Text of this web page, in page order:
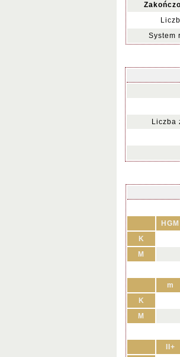
System
Liczba
HGM
K
M
m
K
M
II+